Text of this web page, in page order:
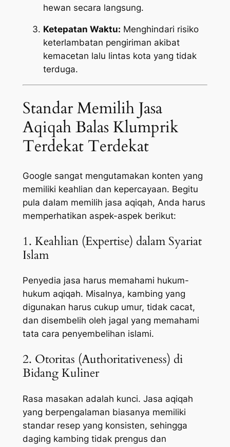
hewan secara langsung.
Ketepatan Waktu: Menghindari risiko
keterlambatan pengiriman akibat
kemacetan lalu lintas kota yang tidak
terduga.
Standar Memilih Jasa
Aqiqah Balas Klumprik
Terdekat Terdekat
Google sangat mengutamakan konten yang
memiliki keahlian dan kepercayaan. Begitu
pula dalam memilih jasa aqiqah, Anda harus
memperhatikan aspek-aspek berikut:
1. Keahlian (Expertise) dalam Syariat
Islam
Penyedia jasa harus memahami hukum-
hukum aqiqah. Misalnya, kambing yang
digunakan harus cukup umur, tidak cacat,
dan disembelih oleh jagal yang memahami
tata cara penyembelihan islami.
2. Otoritas (Authoritativeness) di
Bidang Kuliner
Rasa masakan adalah kunci. Jasa aqiqah
yang berpengalaman biasanya memiliki
standar resep yang konsisten, sehingga
daging kambing tidak prengus dan